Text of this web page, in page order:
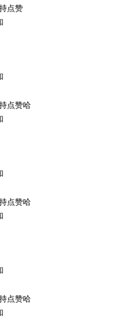
点赞
点赞哈
点赞哈
点赞哈